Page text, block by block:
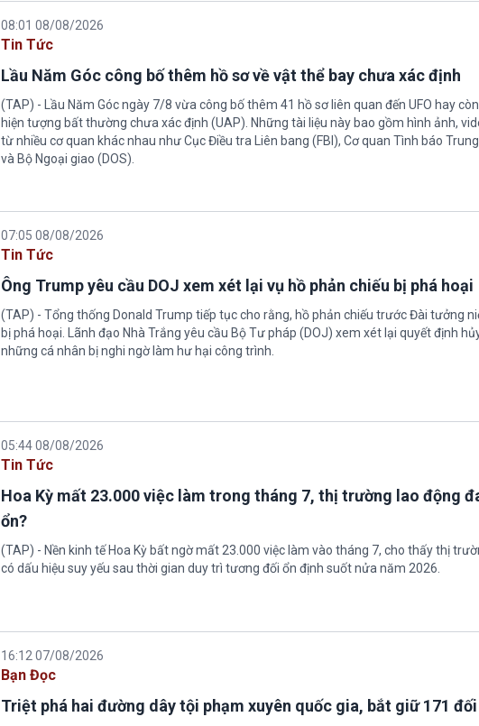
08:01 08/08/2026
Tin Tức
Lầu Năm Góc công bố thêm hồ sơ về vật thể bay chưa xác định
(TAP) - Lầu Năm Góc ngày 7/8 vừa công bố thêm 41 hồ sơ liên quan đến UFO hay
hiện tượng bất thường chưa xác định (UAP). Những tài liệu này bao gồm hình ảnh,
từ nhiều cơ quan khác nhau như Cục Điều tra Liên bang (FBI), Cơ quan Tình báo
và Bộ Ngoại giao (DOS).
07:05 08/08/2026
Tin Tức
Ông Trump yêu cầu DOJ xem xét lại vụ hồ phản chiếu bị phá hoại
(TAP) - Tổng thống Donald Trump tiếp tục cho rằng, hồ phản chiếu trước Đài tưởng
bị phá hoại. Lãnh đạo Nhà Trắng yêu cầu Bộ Tư pháp (DOJ) xem xét lại quyết định
những cá nhân bị nghi ngờ làm hư hại công trình.
05:44 08/08/2026
Tin Tức
Hoa Kỳ mất 23.000 việc làm trong tháng 7, thị trường lao động
ổn?
(TAP) - Nền kinh tế Hoa Kỳ bất ngờ mất 23.000 việc làm vào tháng 7, cho thấy thị
có dấu hiệu suy yếu sau thời gian duy trì tương đối ổn định suốt nửa năm 2026.
16:12 07/08/2026
Bạn Đọc
Triệt phá hai đường dây tội phạm xuyên quốc gia, bắt giữ 171